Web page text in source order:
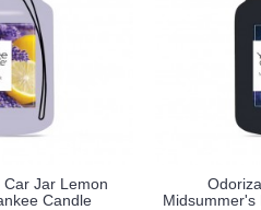
Jar Lemon
Candle
Midsummer's